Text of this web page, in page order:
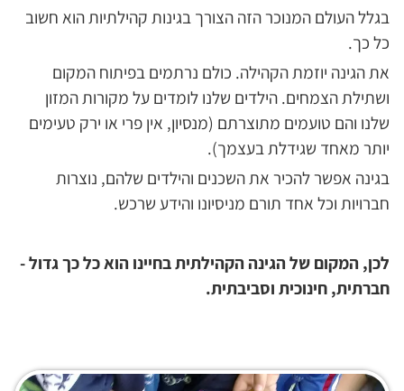
בגלל העולם המנוכר הזה הצורך בגינות קהילתיות הוא חשוב
כל כך.
את הגינה יוזמת הקהילה. כולם נרתמים בפיתוח המקום
ושתילת הצמחים. הילדים שלנו לומדים על מקורות המזון
שלנו והם טועמים מתוצרתם (מנסיון, אין פרי או ירק טעימים
יותר מאחד שגידלת בעצמך).
בגינה אפשר להכיר את השכנים והילדים שלהם, נוצרות
חברויות וכל אחד תורם מניסיונו והידע שרכש.
לכן, המקום של הגינה הקהילתית בחיינו הוא כל כך גדול -
חברתית, חינוכית וסביבתית.